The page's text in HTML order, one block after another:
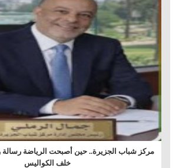
مركز شباب الجزيرة.. حين أصبحت الرياضة
خلف الكواليس